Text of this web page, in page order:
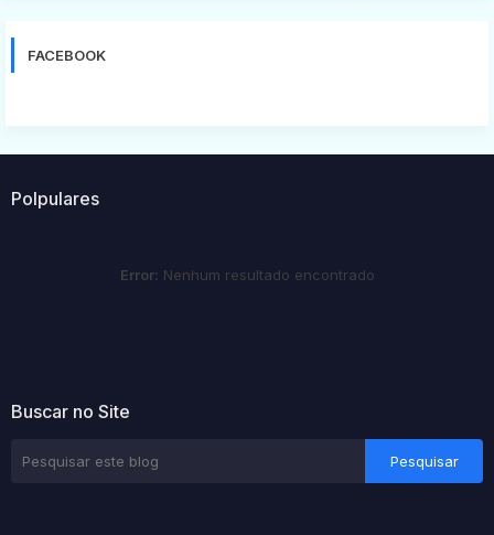
FACEBOOK
Polpulares
Error: Nenhum resultado encontrado
Buscar no Site